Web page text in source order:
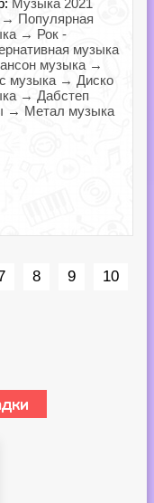
Музыка 2021
→ Популярная
→ Рок -
музыка
музыка →
музыка → Диско
→ Дабстеп
→ Метал музыка
8 9 10